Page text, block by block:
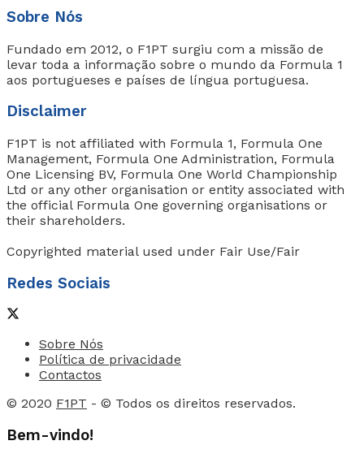
Sobre Nós
Fundado em 2012, o F1PT surgiu com a missão de
levar toda a informação sobre o mundo da Formula 1
aos portugueses e países de língua portuguesa.
Disclaimer
F1PT is not affiliated with Formula 1, Formula One
Management, Formula One Administration, Formula
One Licensing BV, Formula One World Championship
Ltd or any other organisation or entity associated with
the official Formula One governing organisations or
their shareholders.
Copyrighted material used under Fair Use/Fair
Redes Sociais
Sobre Nós
Política de privacidade
Contactos
© 2020 F1PT - © Todos os direitos reservados.
Bem-vindo!